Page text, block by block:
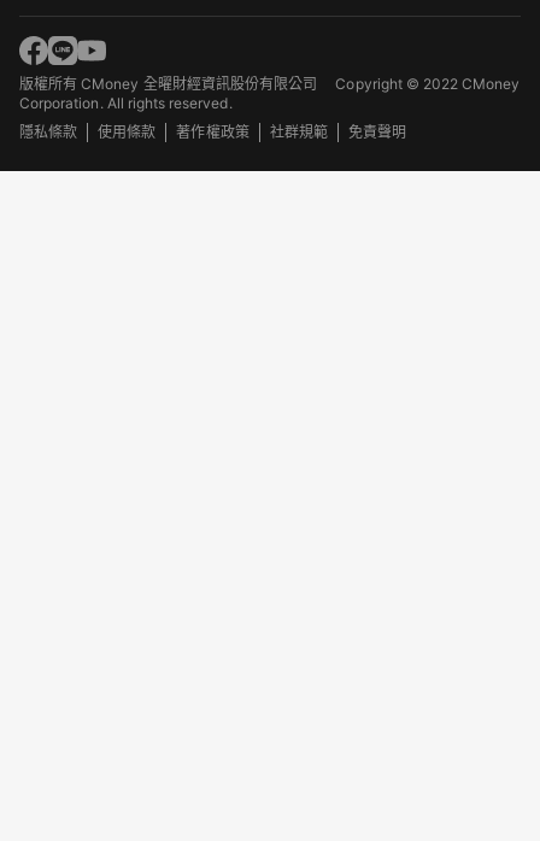
版權所有 CMoney 全曜財經資訊股份有限公司Copyright © 2022 CMoney
Corporation. All rights reserved.
隱私條款
使用條款 著作權政策 社群規範 免責聲明